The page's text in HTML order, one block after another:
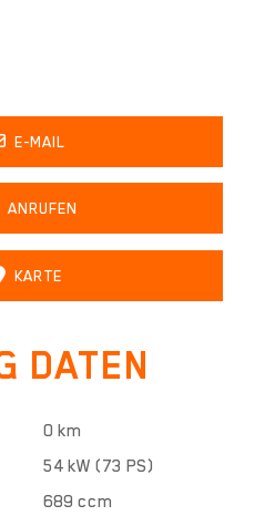
E-MAIL
ANRUFEN
KARTE
DATEN
0 km
54 kW (73 PS)
689 ccm